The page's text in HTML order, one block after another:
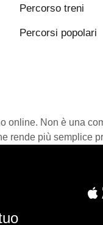
Percorso treni
Percorsi popolari
Non è una
rende più semplice